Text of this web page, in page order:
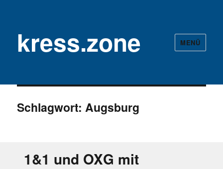
kress.zone MENÜ
Schlagwort:Augsburg
1&1 und OXG mit